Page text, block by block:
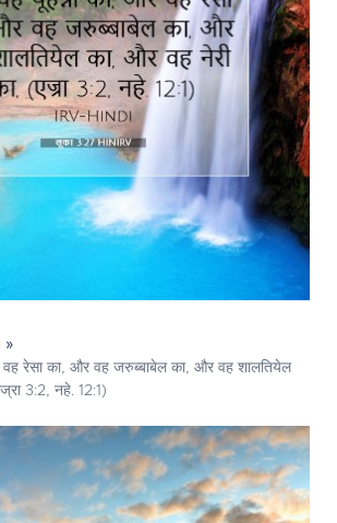
»
रेसा का, और वह जरुब्बाबेल का, और वह शालतियेल
3:2, नहे. 12:1)